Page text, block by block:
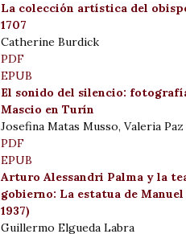
La colección artística del
1707
Catherine Burdick
PDF
EPUB
El sonido del silencio:
Mascio en Turín
Josefina Matas Musso, Valeria
PDF
EPUB
Arturo Alessandri Palma y la
gobierno: La estatua de
1937)
Guillermo Elgueda Labra